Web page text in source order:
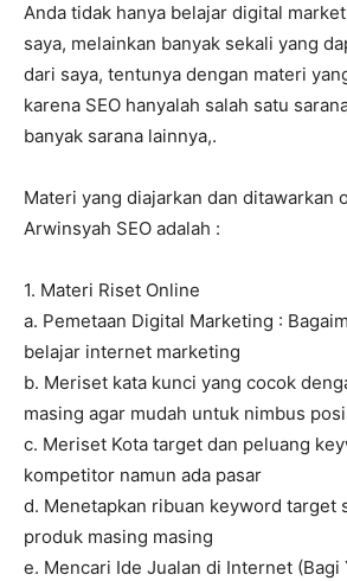
Anda tidak hanya belajar digital
saya, melainkan banyak sekali yang
dari saya, tentunya dengan materi
karena SEO hanyalah salah satu
banyak sarana lainnya,.
Materi yang diajarkan dan ditawarkan
Arwinsyah SEO adalah :
1. Materi Riset Online
a. Pemetaan Digital Marketing :
belajar internet marketing
b. Meriset kata kunci yang cocok
masing agar mudah untuk nimbus
c. Meriset Kota target dan peluang
kompetitor namun ada pasar
d. Menetapkan ribuan keyword target
produk masing masing
e. Mencari Ide Jualan di Internet (Bagi